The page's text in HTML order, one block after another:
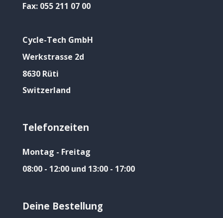
Fax: 055 211 07 00
Cycle-Tech GmbH
Werkstrasse 2d
8630 Rüti
Switzerland
Telefonzeiten
Montag - Freitag
08:00 - 12:00 und 13:00 - 17:00
Deine Bestellung